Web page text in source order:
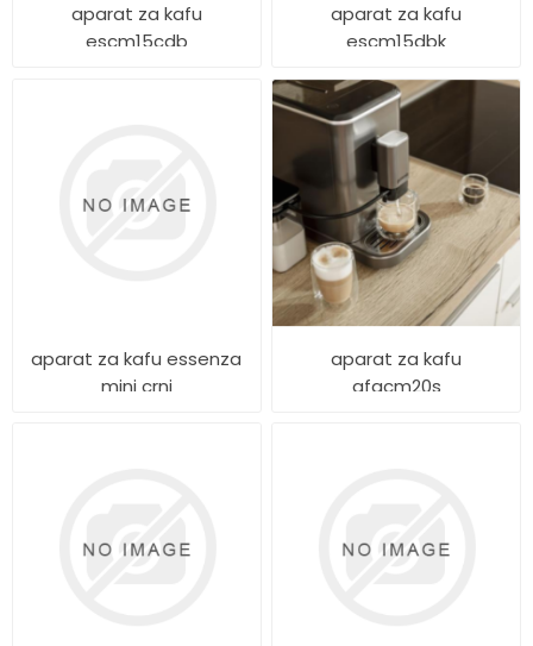
aparat za kafu
escm15cdb
aparat za kafu
escm15dbk
aparat za kafu essenza
mini crni
aparat za kafu
gfacm20s